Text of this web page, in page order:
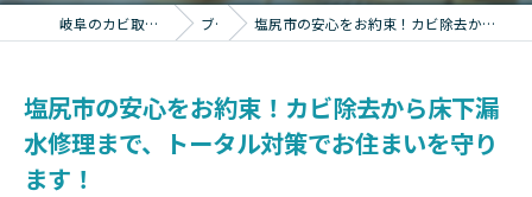
岐阜のカビ取りならカビバスターズ岐阜 ブログ 塩尻市の安心をお約束！カビ除去から床下漏水修理まで、トータル対策でお住まいを守ります！
塩尻市の安心をお約束！カビ除去から床下漏
水修理まで、トータル対策でお住まいを守り
ます！